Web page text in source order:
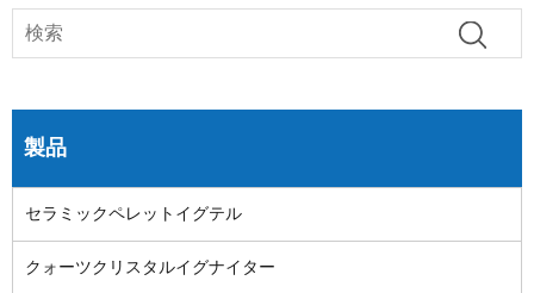
製品
セラミックペレットイグテル
クォーツクリスタルイグナイター